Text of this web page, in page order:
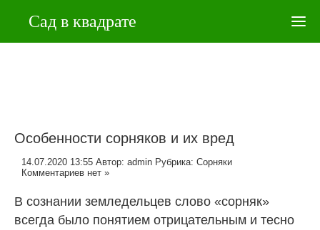
Особенности сорняков и их вред
14.07.2020 13:55 Автор: admin Рубрика: Сорняки
Комментариев нет »
В сознании земледельцев слово «сорняк»
всегда было понятием отрицательным и тесно
Сад в квадрате